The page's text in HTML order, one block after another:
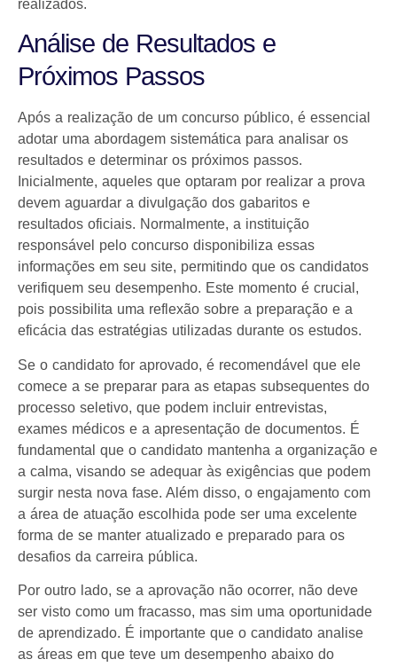
realizados.
Análise de Resultados e
Próximos Passos
Após a realização de um concurso público, é essencial
adotar uma abordagem sistemática para analisar os
resultados e determinar os próximos passos.
Inicialmente, aqueles que optaram por realizar a prova
devem aguardar a divulgação dos gabaritos e
resultados oficiais. Normalmente, a instituição
responsável pelo concurso disponibiliza essas
informações em seu site, permitindo que os candidatos
verifiquem seu desempenho. Este momento é crucial,
pois possibilita uma reflexão sobre a preparação e a
eficácia das estratégias utilizadas durante os estudos.
Se o candidato for aprovado, é recomendável que ele
comece a se preparar para as etapas subsequentes do
processo seletivo, que podem incluir entrevistas,
exames médicos e a apresentação de documentos. É
fundamental que o candidato mantenha a organização e
a calma, visando se adequar às exigências que podem
surgir nesta nova fase. Além disso, o engajamento com
a área de atuação escolhida pode ser uma excelente
forma de se manter atualizado e preparado para os
desafios da carreira pública.
Por outro lado, se a aprovação não ocorrer, não deve
ser visto como um fracasso, mas sim uma oportunidade
de aprendizado. É importante que o candidato analise
as áreas em que teve um desempenho abaixo do